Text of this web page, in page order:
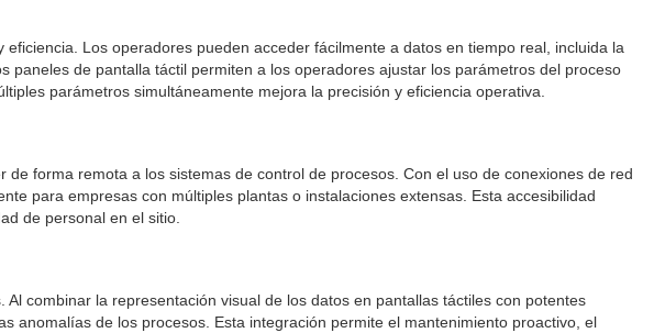
Los operadores pueden acceder fácilmente a datos en tiempo real, incluida la
de pantalla táctil permiten a los operadores ajustar los parámetros del proceso
parámetros simultáneamente mejora la precisión y eficiencia operativa.
forma remota a los sistemas de control de procesos. Con el uso de conexiones de red
para empresas con múltiples plantas o instalaciones extensas. Esta accesibilidad
de personal en el sitio.
combinar la representación visual de los datos en pantallas táctiles con potentes
anomalías de los procesos. Esta integración permite el mantenimiento proactivo, el